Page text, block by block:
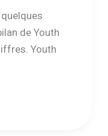
de Youth
Youth